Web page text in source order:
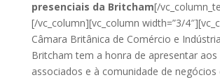
presenciais da Britcham[/
[/vc_column][vc_column width=”3/
Câmara Britânica de Comércio e
Britcham tem a honra de apresentar aos
associados e à comunidade de negócios